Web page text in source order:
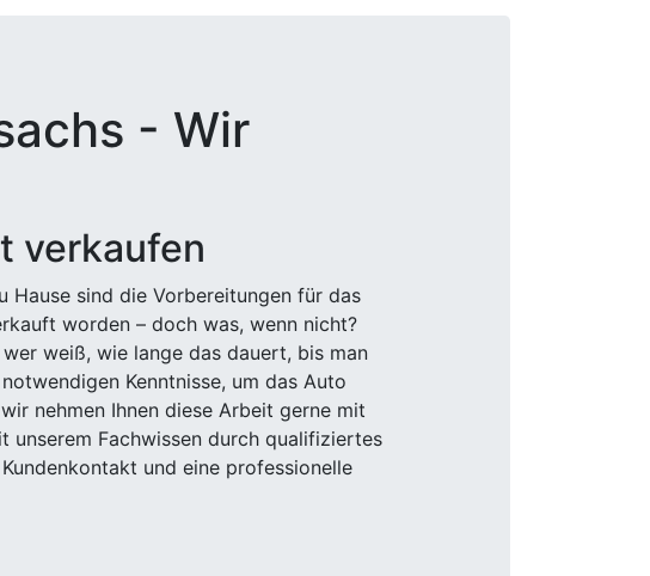
- Wir
verkaufen
Hause sind die Vorbereitungen für das
worden – doch was, wenn nicht?
weiß, wie lange das dauert, bis man
Kenntnisse, um das Auto
nehmen Ihnen diese Arbeit gerne mit
unserem Fachwissen durch qualifiziertes
und eine professionelle